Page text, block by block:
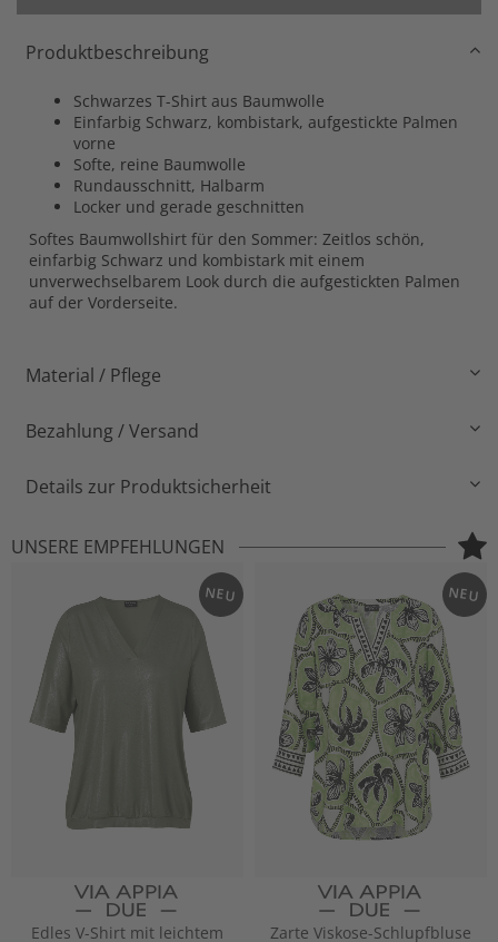
Produktbeschreibung
Schwarzes T-Shirt aus Baumwolle
Einfarbig Schwarz, kombistark, aufgestickte Palmen
vorne
Softe, reine Baumwolle
Rundausschnitt, Halbarm
Locker und gerade geschnitten
Softes Baumwollshirt für den Sommer: Zeitlos schön,
einfarbig Schwarz und kombistark mit einem
unverwechselbarem Look durch die aufgestickten Palmen
auf der Vorderseite.
Material / Pflege
Bezahlung / Versand
Details zur Produktsicherheit
UNSERE EMPFEHLUNGEN
NEU
Edles V-Shirt mit leichtem
NEU
Zarte Viskose-Schlupfbluse